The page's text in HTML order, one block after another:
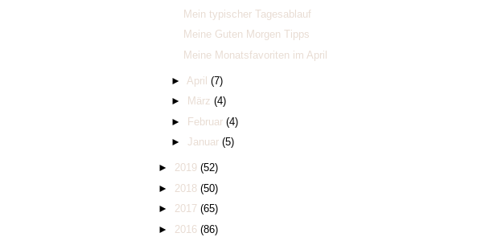
Mein typischer Tagesablauf
Meine Guten Morgen Tipps
Meine Monatsfavoriten im April
► April (7)
►
März (4)
► Februar (4)
► Januar (5)
► 2019 (52)
► 2018 (50)
► 2017 (65)
► 2016 (86)